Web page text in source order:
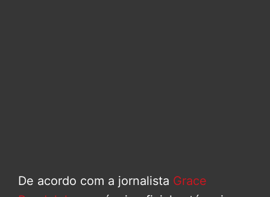
De acordo com a jornalista Grace